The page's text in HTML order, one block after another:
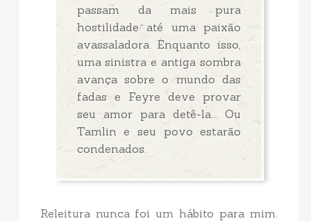
passam da mais pura
hostilidade até uma paixão
avassaladora. Enquanto isso,
uma sinistra e antiga sombra
avança sobre o mundo das
fadas e Feyre deve provar
seu amor para detê-la... Ou
Tamlin e seu povo estarão
condenados.
Releitura nunca foi um hábito para mim.